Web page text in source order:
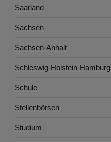
Saarland
Sachsen
Sachsen-Anhalt
Schleswig-Holstein-Hamburg
Schule
Stellenbörsen
Studium